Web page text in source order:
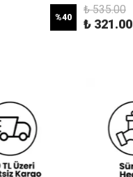
%40
₺ 535.00
₺ 321.00